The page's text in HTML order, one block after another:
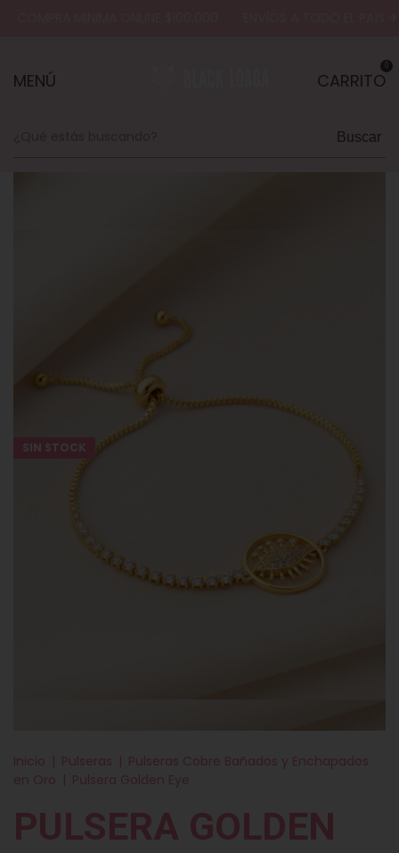
MENÚ CARRITO
0
Buscar
SIN STOCK
Inicio | Pulseras | Pulseras Cobre Bañados y Enchapados
en Oro | Pulsera Golden Eye
PULSERA GOLDEN